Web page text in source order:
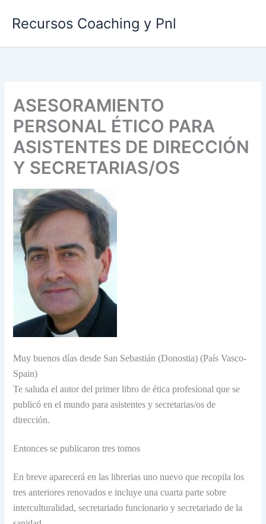
Recursos Coaching y Pnl
ASESORAMIENTO
PERSONAL ÉTICO PARA
ASISTENTES DE DIRECCIÓN
Y SECRETARIAS/OS
Muy buenos días desde San Sebastián (Donostia) (País Vasco-
Spain)
Te saluda el autor del primer libro de ética profesional que se
publicó en el mundo para asistentes y secretarias/os de
dirección.
Entonces se publicaron tres tomos
En breve aparecerá en las librerias uno nuevo que recopila los
tres anteriores renovados e incluye una cuarta parte sobre
interculturalidad, secretariado funcionario y secretariado de la